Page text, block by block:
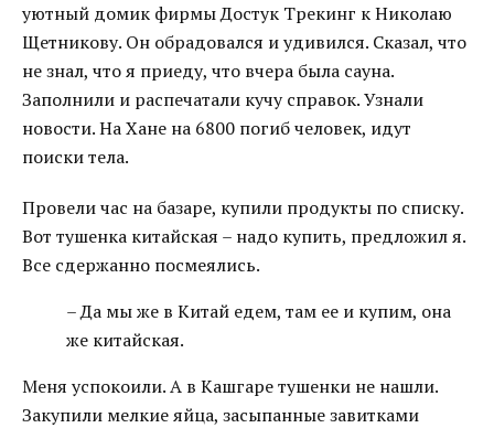
уютный домик фирмы Достук Трекинг к Николаю
Щетникову. Он обрадовался и удивился. Сказал, что
не знал, что я приеду, что вчера была сауна.
Заполнили и распечатали кучу справок. Узнали
новости. На Хане на 6800 погиб человек, идут
поиски тела.
Провели час на базаре, купили продукты по списку.
Вот тушенка китайская – надо купить, предложил я.
Все сдержанно посмеялись.
– Да мы же в Китай едем, там ее и купим, она
же китайская.
Меня успокоили. А в Кашгаре тушенки не нашли.
Закупили мелкие яйца, засыпанные завитками